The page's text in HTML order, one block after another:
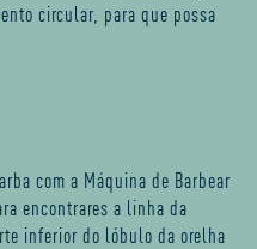
circular, para que possa
com a Máquina de Barbear
encontrares a linha da
inferior do lóbulo da orelha